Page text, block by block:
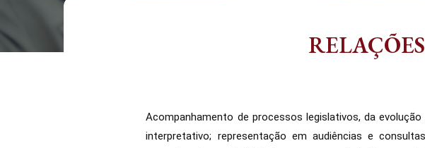
Acompanhamento de processos legislativos, da
interpretativo; representação em audiências e